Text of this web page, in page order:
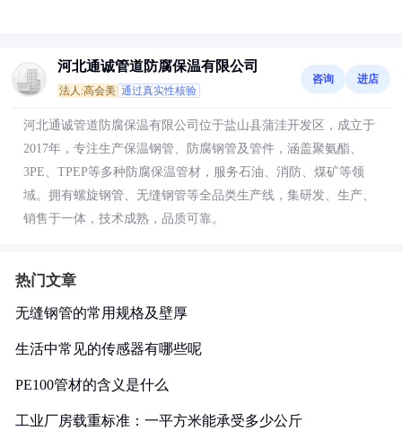
河北通诚管道防腐保温有限公司
法人:高会美 通过真实性核验
咨询 进店
河北通诚管道防腐保温有限公司位于盐山县蒲洼开发区，成立于
2017年，专注生产保温钢管、防腐钢管及管件，涵盖聚氨酯、
3PE、TPEP等多种防腐保温管材，服务石油、消防、煤矿等领
域。拥有螺旋钢管、无缝钢管等全品类生产线，集研发、生产、
销售于一体，技术成熟，品质可靠。
热门文章
无缝钢管的常用规格及壁厚
生活中常见的传感器有哪些呢
PE100管材的含义是什么
工业厂房载重标准：一平方米能承受多少公斤